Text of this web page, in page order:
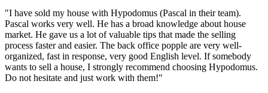
"I have sold my house with Hypodomus (Pascal in their team).
Pascal works very well. He has a broad knowledge about house
market. He gave us a lot of valuable tips that made the selling
process faster and easier. The back office popple are very well-
organized, fast in response, very good English level. If somebody
wants to sell a house, I strongly recommend choosing Hypodomus.
Do not hesitate and just work with them!"